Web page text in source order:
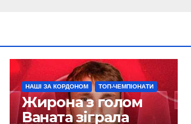
НАШІ ЗА КОРДОНОМ ТОП-ЧЕМПІОНАТИ
Жирона з голом
Ваната зіграла